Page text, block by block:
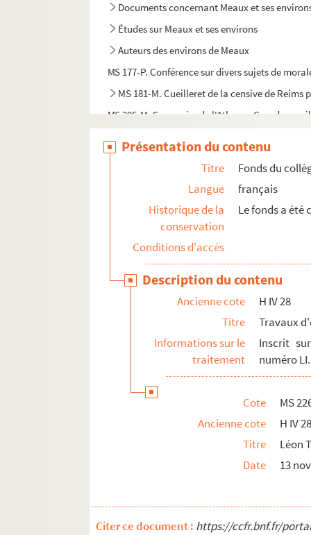
Documents concernant Meaux et ses
Études sur Meaux et ses environs
Auteurs des environs de Meaux
MS 177-P. Conférence sur divers sujets de
MS 181-M. Cueilleret de la censive de Reims
MS 205-M. Sommaire de l'Atlas ou Grand
MS 213-P. Catalogue des plantes démontrées
MS 250-P. Ysabeau chronique de France en 4
MS 253-P. L'estafette
MS 254-P. Lucien Boyer, Dominique Bonnaud.
MS 255-P. Manuscrits issus d'imprimés
MS 260-M. Table des matières des Fastes et
S 56. Copies de statuts synodaux du diocèse
S 68. Copie des deux mandements de
Autographes, correspondances et divers
Présentation du contenu
Titre
Fonds du
Langue
français
Historique de la
conservation
Le fonds a été
Conditions d'accès
Description du contenu
Ancienne cote
H IV 28
Titre
Travaux
Informations sur le
traitement
Inscrit
numéro LI.
Cote
MS
Ancienne cote
H IV
Titre
Léon
Date
13
Citer ce document : https://ccfr.bnf.fr/